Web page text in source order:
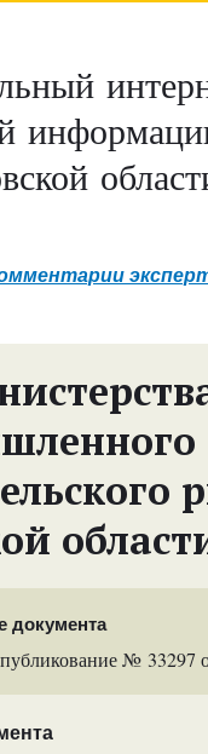
документа
№ 33297